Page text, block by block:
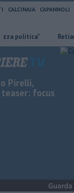
CALCINAIA CAPANNOLI
Pirelli,
focus